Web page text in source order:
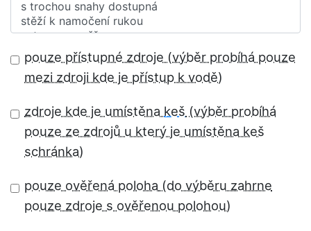
pouze přístupné zdroje
zdroje kde je umístěna keš
pouze ověřená poloha